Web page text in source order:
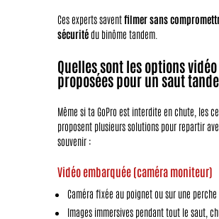
Ces experts saventfilmer sans
sécuritédu binôme tandem.
Quelles sont les options vidéo
proposées pour un saut
Même si ta GoPro est interdite en chute, les
proposent plusieurs solutions pour repartir
souvenir :
Vidéo embarquée (caméra moniteur)
Caméra fixée au poignet ou sur une perche
Images immersives pendant tout le saut,